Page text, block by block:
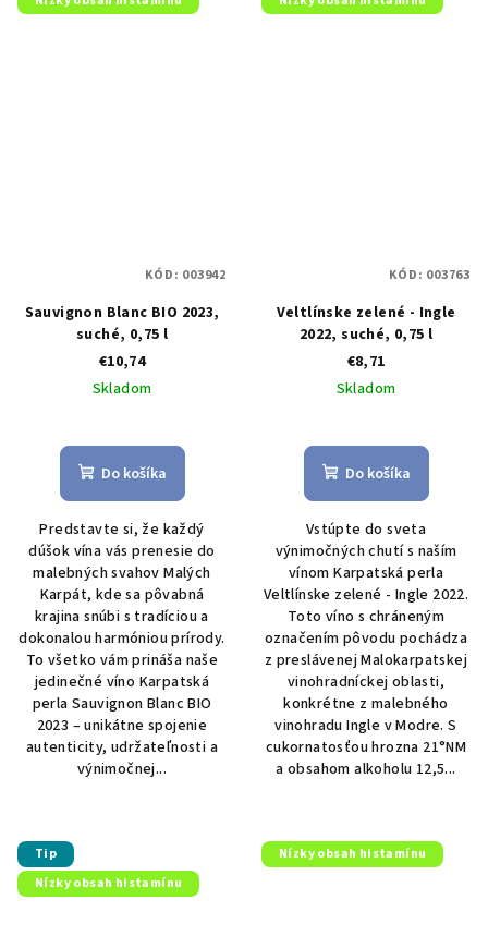
Sauvignon Blanc BIO 2023,
suché, 0,75 l
€10,74
Skladom
Do košíka
Predstavte si, že každý
dúšok vína vás prenesie do
malebných svahov Malých
Karpát, kde sa pôvabná
krajina snúbi s tradíciou a
dokonalou harmóniou prírody.
To všetko vám prináša naše
jedinečné víno Karpatská
perla Sauvignon Blanc BIO
2023 – unikátne spojenie
autenticity, udržateľnosti a
výnimočnej...
KÓD: 003942
Veltlínske zelené - Ingle
2022, suché, 0,75 l
€8,71
Skladom
Do košíka
Vstúpte do sveta
výnimočných chutí s naším
vínom Karpatská perla
Veltlínske zelené - Ingle 2022.
Toto víno s chráneným
označením pôvodu pochádza
z preslávenej Malokarpatskej
vinohradníckej oblasti,
konkrétne z malebného
vinohradu Ingle v Modre. S
cukornatosťou hrozna 21°NM
a obsahom alkoholu 12,5...
KÓD: 003763
Tip
Nízky obsah histamínu
Nízky obsah histamínu